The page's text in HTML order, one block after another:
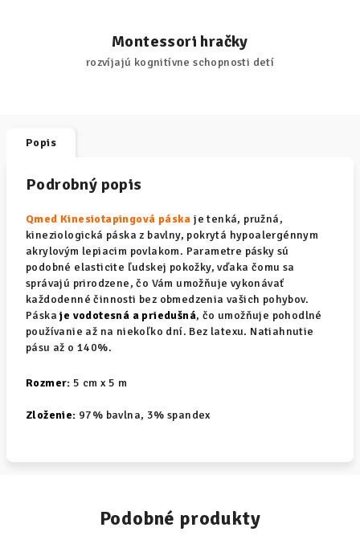
Montessori hračky
rozvíjajú kognitívne schopnosti detí
Popis
Podrobný popis
Qmed Kinesiotapingová páska je tenká, pružná,
kineziologická páska z bavlny, pokrytá hypoalergénnym
akrylovým lepiacim povlakom. Parametre pásky sú
podobné elasticite ľudskej pokožky, vďaka čomu sa
správajú prirodzene, čo Vám umožňuje vykonávať
každodenné činnosti bez obmedzenia vašich pohybov.
Páskaje vodotesná a priedušná, čo umožňuje pohodlné
používanie až na niekoľko dní. Bez latexu. Natiahnutie
pásu až o 140%.
Rozmer: 5 cm x 5 m
Zloženie: 97% bavlna, 3% spandex
Podobné produkty